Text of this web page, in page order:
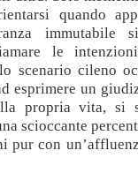
quando
immutabile
le
scenario cileno
esprimere un
propria vita, si
scioccante
pur con